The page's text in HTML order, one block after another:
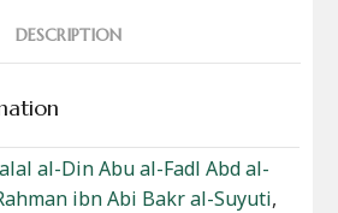
DESCRIPTION
al-Din Abu al-Fadl Abd al-
ibn Abi Bakr al-Suyuti,